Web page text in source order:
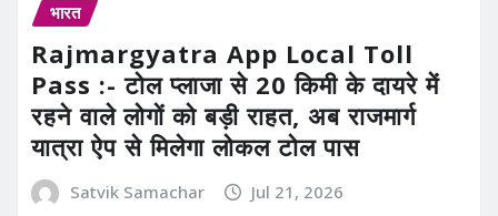
भारत
Rajmargyatra App Local Toll
Pass :- टोल प्लाजा से 20 किमी के दायरे में
रहने वाले लोगों को बड़ी राहत, अब राजमार्ग
यात्रा ऐप से मिलेगा लोकल टोल पास
Satvik Samachar Jul 21, 2026